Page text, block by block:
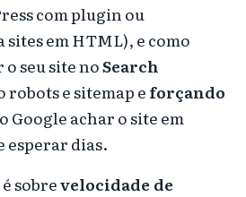
com plugin ou
em HTML), e como
seu site noSearch
robots e sitemap eforçando
Google achar o site em
esperar dias.
sobrevelocidade de